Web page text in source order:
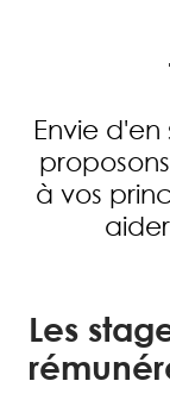
Envie d'en
à vos
Les